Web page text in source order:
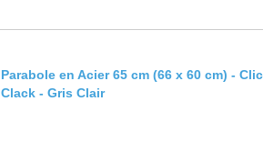
Parabole en Acier 65 cm (66 x 60 cm) -
Clack - Gris Clair